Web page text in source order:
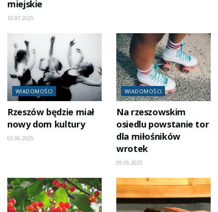
miejskie
10.07.2025
WIADOMOŚCI
Rzeszów będzie miał
nowy dom kultury
02.06.2025
WIADOMOŚCI
Na rzeszowskim
osiedlu powstanie tor
dla miłośników
wrotek
09.05.2025